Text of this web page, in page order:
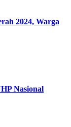
2024, Warga
Nasional